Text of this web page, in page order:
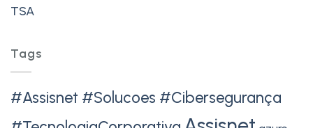
TSA
Tags
#Assisnet #Solucoes #Cibersegurança